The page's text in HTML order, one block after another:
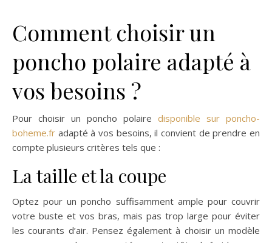
Comment choisir un
poncho polaire adapté à
vos besoins ?
Pour choisir un poncho polaire disponible sur poncho-
boheme.fr adapté à vos besoins, il convient de prendre en
compte plusieurs critères tels que :
La taille et la coupe
Optez pour un poncho suffisamment ample pour couvrir
votre buste et vos bras, mais pas trop large pour éviter
les courants d’air. Pensez également à choisir un modèle